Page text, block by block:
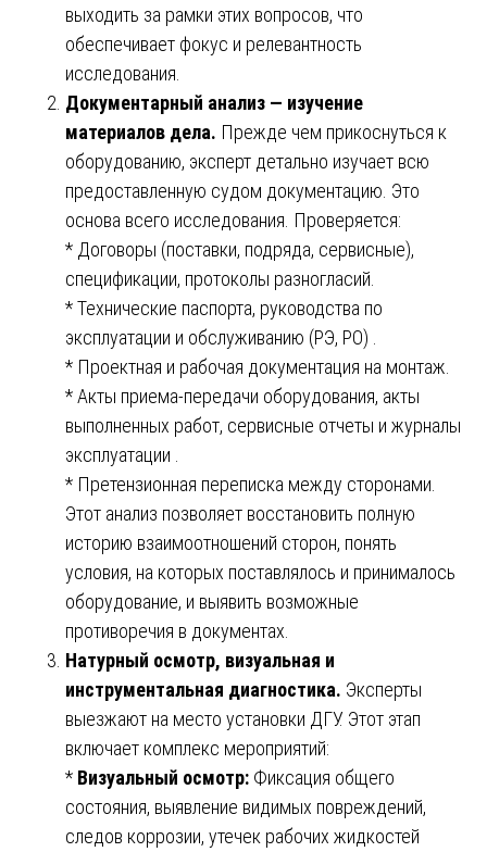
выходить за рамки этих вопросов, что
обеспечивает фокус и релевантность
исследования.
Документарный анализ — изучение
материалов дела. Прежде чем прикоснуться к
оборудованию, эксперт детально изучает всю
предоставленную судом документацию. Это
основа всего исследования. Проверяется:
* Договоры (поставки, подряда, сервисные),
спецификации, протоколы разногласий.
* Технические паспорта, руководства по
эксплуатации и обслуживанию (РЭ, РО) .
* Проектная и рабочая документация на монтаж.
* Акты приема-передачи оборудования, акты
выполненных работ, сервисные отчеты и журналы
эксплуатации .
* Претензионная переписка между сторонами.
Этот анализ позволяет восстановить полную
историю взаимоотношений сторон, понять
условия, на которых поставлялось и принималось
оборудование, и выявить возможные
противоречия в документах.
Натурный осмотр, визуальная и
инструментальная диагностика. Эксперты
выезжают на место установки ДГУ. Этот этап
включает комплекс мероприятий:
* Визуальный осмотр: Фиксация общего
состояния, выявление видимых повреждений,
следов коррозии, утечек рабочих жидкостей